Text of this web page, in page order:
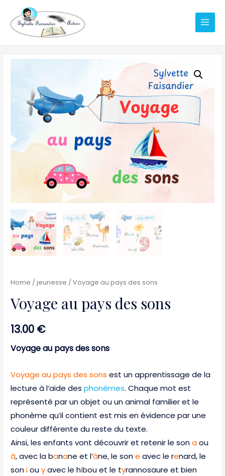
Main
Home /jeunesse / Voyage au pays des sons
Voyage au pays des sons
13.00 €
Voyage au pays des sons
Voyage au pays des sons est un apprentissage de la
lecture à l’aide desphonèmes. Chaque mot est
représenté par un objet ou un animal familier et le
phonème qu’il contient est mis en évidence par une
couleur différente du reste du texte.
Ainsi, les enfants vont découvrir et retenir le sonaou
â, avec la banane et l’âne, le sone avec le renard, le
soniouyavec le hibou et le tyrannosaure et bien